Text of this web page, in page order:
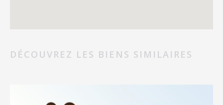
DÉCOUVREZ LES BIENS SIMILAIRES